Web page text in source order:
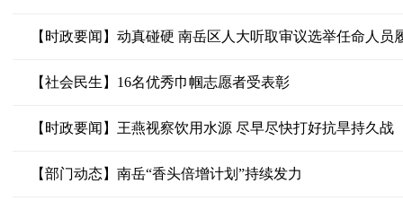
【时政要闻】动真碰硬 南岳区人大听取审议选举任命人员
【社会民生】16名优秀巾帼志愿者受表彰
【时政要闻】王燕视察饮用水源 尽早尽快打好抗旱持久战
【部门动态】南岳“香头倍增计划”持续发力